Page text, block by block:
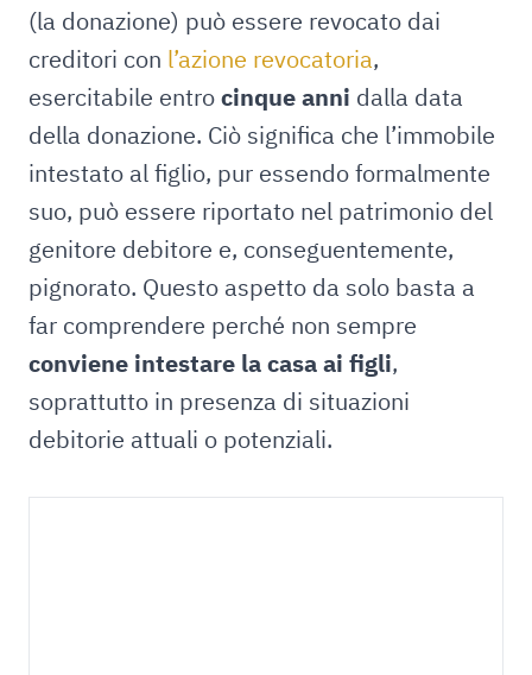
(la donazione) può essere revocato dai
creditori con l’azione revocatoria,
esercitabile entrocinque anni dalla data
della donazione. Ciò significa che l’immobile
intestato al figlio, pur essendo formalmente
suo, può essere riportato nel patrimonio del
genitore debitore e, conseguentemente,
pignorato. Questo aspetto da solo basta a
far comprendere perché non sempre
conviene intestare la casa ai figli,
soprattutto in presenza di situazioni
debitorie attuali o potenziali.